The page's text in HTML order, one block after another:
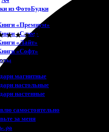
из ФотоБудки
«Премиум»
«Слим»
«Лайт»
«Софт»
магнитные
настольные
настенные
самостоятельно
за меня
★ ★ ★ ★
отлично! Заказала фотки
не помялось.
★ ★